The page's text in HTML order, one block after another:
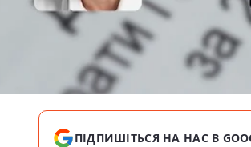
ПІДПИШІТЬСЯ НА НАС В